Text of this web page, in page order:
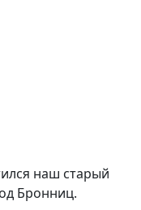
наш старый
Бронниц.